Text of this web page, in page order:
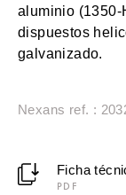
aluminio (1350-
dispuestos
galvanizado.
Nexans ref. :
Ficha
PDF